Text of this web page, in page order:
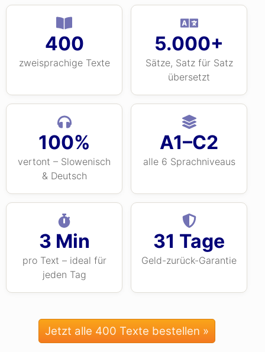
400
zweisprachige Texte
5.000+
Sätze, Satz für Satz
übersetzt
100%
vertont – Slowenisch
& Deutsch
A1–C2
alle 6 Sprachniveaus
3 Min
pro Text – ideal für
jeden Tag
31 Tage
Geld-zurück-Garantie
Jetzt alle 400 Texte bestellen »